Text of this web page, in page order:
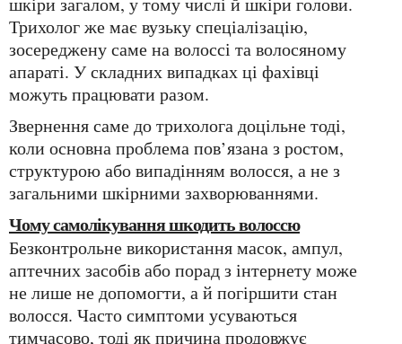
Трихолог же має вузьку спеціалізацію,
зосереджену саме на волоссі та волосяному
апараті. У складних випадках ці фахівці
можуть працювати разом.
Звернення саме до трихолога доцільне тоді,
коли основна проблема пов’язана з ростом,
структурою або випадінням волосся, а не з
загальними шкірними захворюваннями.
Чому самолікування шкодить волоссю
Безконтрольне використання масок, ампул,
аптечних засобів або порад з інтернету може
не лише не допомогти, а й погіршити стан
волосся. Часто симптоми усуваються
тимчасово, тоді як причина продовжує